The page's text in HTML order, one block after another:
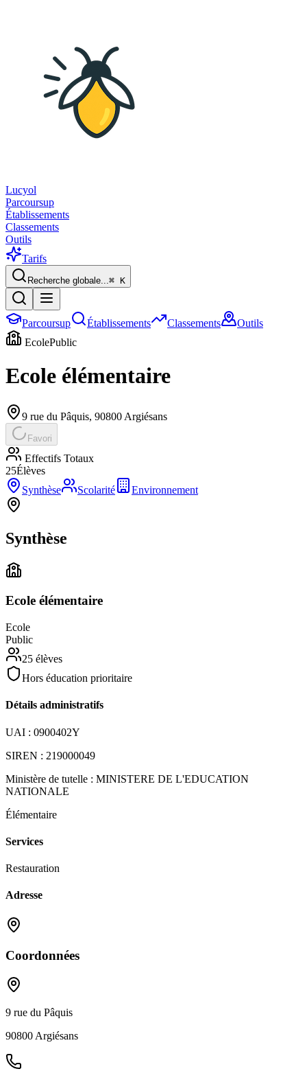
Lucyol
Parcoursup
Établissements
Classements
Outils
Tarifs
Recherche globale...⌘ K
Parcoursup Établissements Classements
Outils
EcolePublic
Ecole élémentaire
9 rue du Pâquis, 90800 Argiésans
Favori
Effectifs Totaux
25Élèves
Synthèse
Scolarité Environnement
Synthèse
Ecole élémentaire
Ecole
Public
25 élèves
Hors éducation prioritaire
Détails administratifs
UAI : 0900402Y
SIREN : 219000049
Ministère de tutelle : MINISTERE DE L'EDUCATION
NATIONALE
Élémentaire
Services
Restauration
Adresse
Coordonnées
9 rue du Pâquis
90800 Argiésans